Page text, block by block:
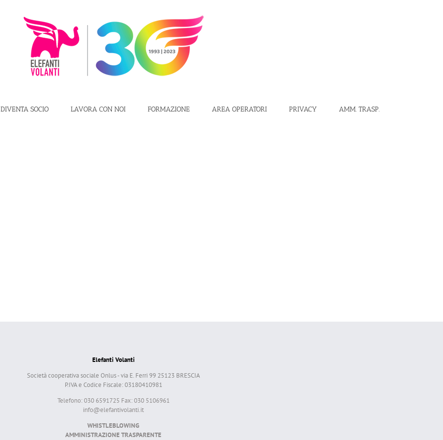
DIVENTA SOCIO LAVORA CON NOI FORMAZIONE AREA OPERATORI PRIVACY AMM. TRASP.
Elefanti Volanti
Società cooperativa sociale Onlus - via E. Ferri 99 25123 BRESCIA
P.IVA e Codice Fiscale: 03180410981
Telefono: 030 6591725 Fax: 030 5106961
info@elefantivolanti.it
WHISTLEBLOWING
AMMINISTRAZIONE TRASPARENTE